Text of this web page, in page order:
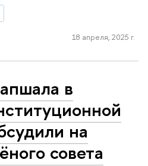
18 апреля, 2025 г.
в
на
совета